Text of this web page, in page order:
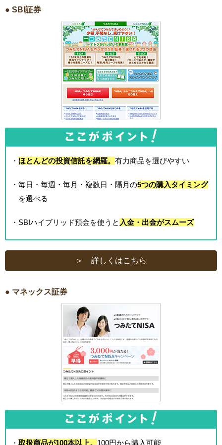
● SBI証券
・ ほとんどの投資信託を網羅。 有力商品を選びやすい
・毎日・毎週・毎月・複数日・隔月の5つの購入タイミング
を選べる
・SBIハイブリッド預金を使うと 入金・出金がスムーズ
＞ 詳しくはこちら
● マネックス証券
・ 取扱商品が100本以上。 100円から購入可能